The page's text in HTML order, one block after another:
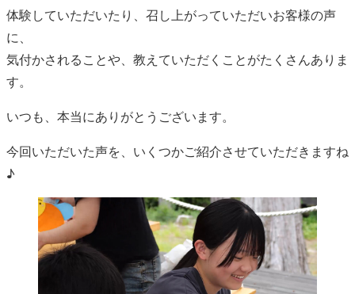
体験していただいたり、召し上がっていただいお客様の声
に、
気付かされることや、教えていただくことがたくさんありま
す。
いつも、本当にありがとうございます。
今回いただいた声を、いくつかご紹介させていただきますね
♪